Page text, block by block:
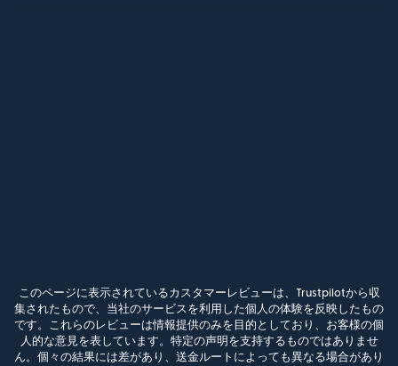
このページに表示されているカスタマーレビューは、Trustpilotから収
集されたもので、当社のサービスを利用した個人の体験を反映したもの
です。これらのレビューは情報提供のみを目的としており、お客様の個
人的な意見を表しています。特定の声明を支持するものではありませ
ん。個々の結果には差があり、送金ルートによっても異なる場合があり